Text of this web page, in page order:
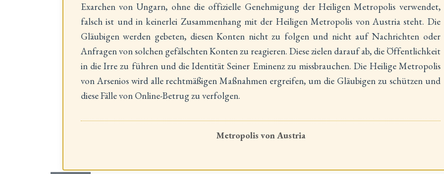
Exarchen von Ungarn, ohne die offizielle Genehmigung der Heiligen Metropolis verwendet,
falsch ist und in keinerlei Zusammenhang mit der Heiligen Metropolis von Austria steht. Die
Gläubigen werden gebeten, diesen Konten nicht zu folgen und nicht auf Nachrichten oder
Anfragen von solchen gefälschten Konten zu reagieren. Diese zielen darauf ab, die Öffentlichkeit
in die Irre zu führen und die Identität Seiner Eminenz zu missbrauchen. Die Heilige Metropolis
von Arsenios wird alle rechtmäßigen Maßnahmen ergreifen, um die Gläubigen zu schützen und
diese Fälle von Online-Betrug zu verfolgen.
Metropolis von Austria